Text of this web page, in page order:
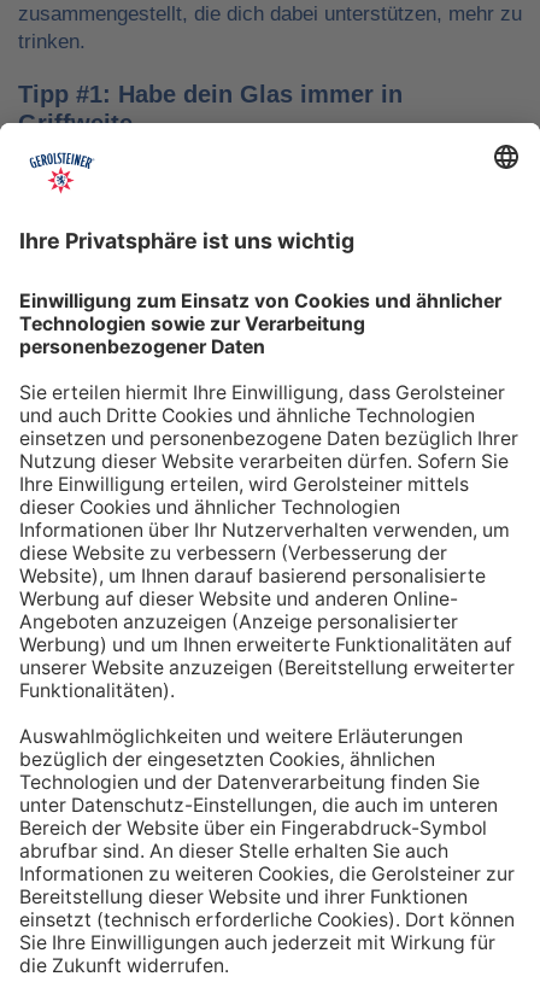
zusammengestellt, die dich dabei unterstützen, mehr zu
trinken.
Tipp #1: Habe dein Glas immer in
Griffweite
Ob bei der Arbeit oder während der Freizeit: Wasser
nicht vergisst. Denke daran, auch unterwegs immer
etwas Wasser dabei zu haben. Kleine PET-Flaschen mit
hinnehmen.
Tipp #2: Trinke direkt nach dem Aufstehen
Über Nacht verliert dein Körper Flüssigkeit. Um gut in
den Tag zu starten, solltest du deshalb direkt nach dem
Aufstehen ein großes Glas Wasser trinken. Stelle dir
zum Beispiel eine Flasche Mineralwasser direkt ans
Bett, damit du dieses kleine Morgenritual sofort
durchführen kannst.
Tipp #3: Vor und während jeder Mahlzeit
ein Glas Wasser trinken
Dadurch verknüpfst du das Trinken mit einem Ereignis.
einer Mahlzeit trinken, unterstützt du außerdem die
Produktion von Verdauungssäften. Zusätzlich fördert
das Trinken während des Essens das Sättigungsgefühl.
Tipp #4: Peppe dein Wasser auf
Wenn dir der Geschmack von purem Mineralwasser
nicht reichen sollte, dann kannst du deine Getränke mit
einfachen Mitteln verfeinern. Mische dir einfach